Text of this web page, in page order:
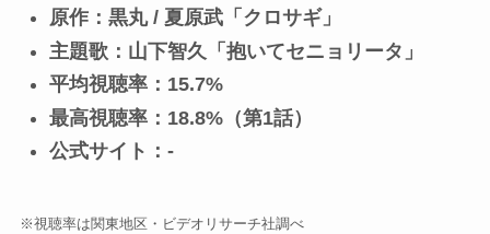
原作：黒丸 / 夏原武「クロサギ」
主題歌：山下智久「抱いてセニョリータ」
平均視聴率：15.7%
最高視聴率：18.8%（第1話）
公式サイト：-
※視聴率は関東地区・ビデオリサーチ社調べ